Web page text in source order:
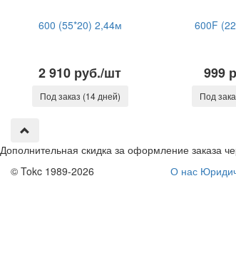
600 (55*20) 2,44м
2 910 руб./шт
Под заказ (14 дней)
600F
999
Под
Дополнительная скидка за оформление заказа
© Tokc 1989-2026
О нас